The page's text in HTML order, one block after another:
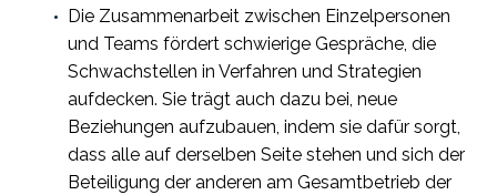
Die Zusammenarbeit zwischen Einzelpersonen
und Teams fördert schwierige Gespräche, die
Schwachstellen in Verfahren und Strategien
aufdecken. Sie trägt auch dazu bei, neue
Beziehungen aufzubauen, indem sie dafür sorgt,
dass alle auf derselben Seite stehen und sich der
Beteiligung der anderen am Gesamtbetrieb der